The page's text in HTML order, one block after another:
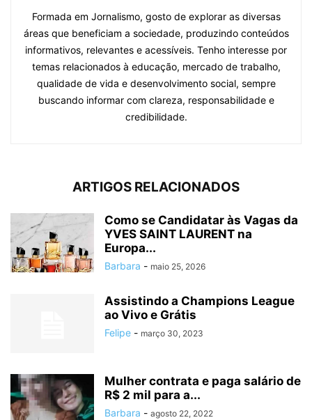
Formada em Jornalismo, gosto de explorar as diversas
áreas que beneficiam a sociedade, produzindo conteúdos
informativos, relevantes e acessíveis. Tenho interesse por
temas relacionados à educação, mercado de trabalho,
qualidade de vida e desenvolvimento social, sempre
buscando informar com clareza, responsabilidade e
credibilidade.
ARTIGOS RELACIONADOS
Como se Candidatar às Vagas da
YVES SAINT LAURENT na
Europa...
Barbara - maio 25, 2026
Assistindo a Champions League
ao Vivo e Grátis
Felipe - março 30, 2023
Mulher contrata e paga salário de
R$ 2 mil para a...
Barbara - agosto 22, 2022